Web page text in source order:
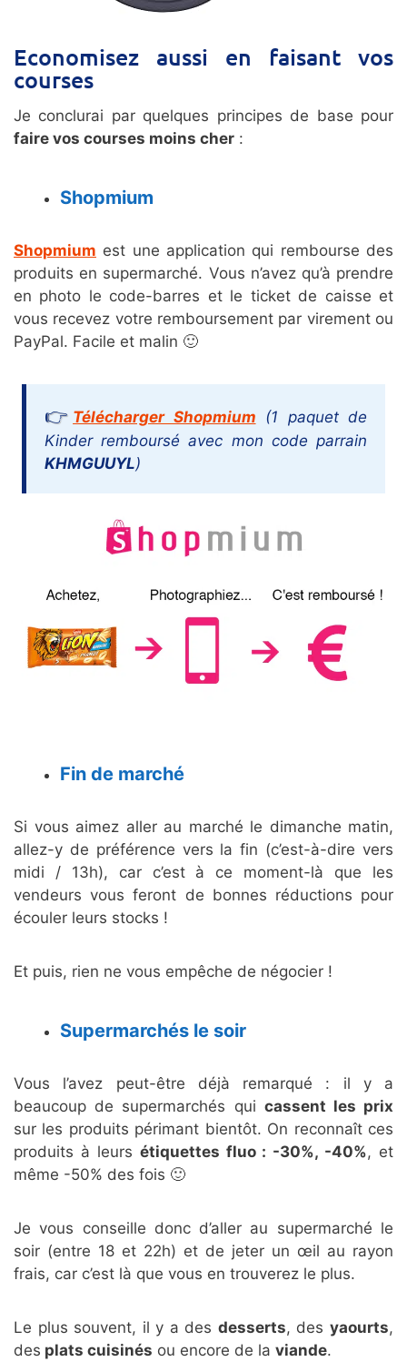
Economisez aussi en faisant vos
courses
Je conclurai par quelques principes de base pour
faire vos courses moins cher :
Shopmium
Shopmium est une application qui rembourse des
produits en supermarché. Vous n’avez qu’à prendre
en photo le code-barres et le ticket de caisse et
vous recevez votre remboursement par virement ou
PayPal. Facile et malin 🙂
Télécharger Shopmium (1 paquet de
Kinder remboursé avec mon code parrain
KHMGUUYL)
Fin de marché
Si vous aimez aller au marché le dimanche matin,
allez-y de préférence vers la fin (c’est-à-dire vers
midi / 13h), car c’est à ce moment-là que les
vendeurs vous feront de bonnes réductions pour
écouler leurs stocks !
Et puis, rien ne vous empêche de négocier !
Supermarchés le soir
Vous l’avez peut-être déjà remarqué : il y a
beaucoup de supermarchés qui cassent les prix
sur les produits périmant bientôt. On reconnaît ces
produits à leurs étiquettes fluo : -30%, -40%, et
même -50% des fois 🙂
Je vous conseille donc d’aller au supermarché le
soir (entre 18 et 22h) et de jeter un œil au rayon
frais, car c’est là que vous en trouverez le plus.
Le plus souvent, il y a des desserts, desyaourts,
des plats cuisinés ou encore de la viande.